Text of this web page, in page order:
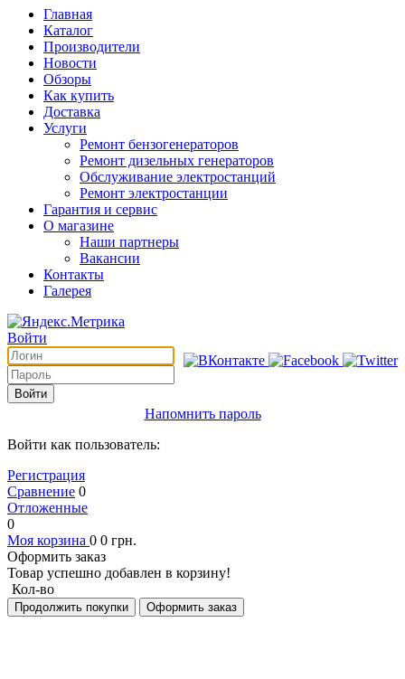
Главная
Каталог
Производители
Новости
Обзоры
Как купить
Доставка
Услуги
Ремонт бензогенераторов
Ремонт дизельных генераторов
Обслуживание электростанций
Ремонт электростанции
Гарантия и сервис
О магазине
Наши партнеры
Вакансии
Контакты
Галерея
Войти
Войти
Напомнить пароль
Войти как пользователь:
Регистрация
Сравнение 0
Отложенные
0
Моя корзина 0 0 грн.
Оформить заказ
Товар успешно добавлен в корзину!
Кол-во
Продолжить покупки Оформить заказ